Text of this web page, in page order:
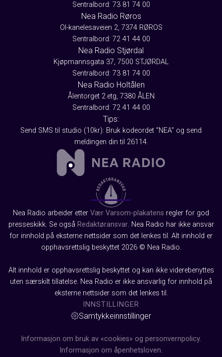
Sentralbord: 73 81 74 00
Nea Radio Røros
Ol-kanelesaveien 2, 7374 RØROS
Sentralbord: 72 41 44 00
Nea Radio Stjørdal
Kjøpmannsgata 37, 7500 STJØRDAL
Sentralbord: 73 81 74 00
Nea Radio Holtålen
Ålentorget 2.etg, 7380 ÅLEN
Sentralbord: 72 41 44 00
Tips:
Send SMS til studio (10kr): Bruk kodeordet "NEA" og send
meldingen din til 26114.
Nea Radio arbeider etter Vær Varsom-plakatens regler for god
presseskikk. Se også Redaktøransvar. Nea Radio har ikke ansvar
for innhold på eksterne nettsider som det lenkes til. Alt innhold er
opphavsrettslig beskyttet 2026 © Nea Radio.
Alt innhold er opphavsrettslig beskyttet og kan ikke viderebenyttes
uten særskilt tillatelse. Nea Radio er ikke ansvarlig for innhold på
eksterne nettsider som det lenkes til.
INNSTILLINGER
Samtykkeinnstillinger
Informasjon om bruk av «cookies» og personvernpolicy.
Informasjon om åpenhetsloven.